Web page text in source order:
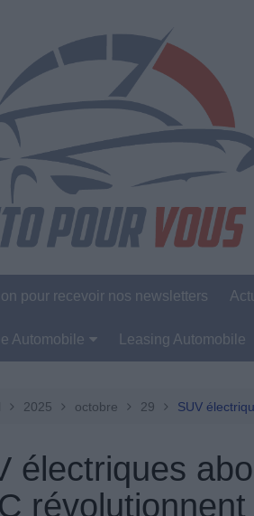
pour recevoir nos newsletters
Automobile
Automobile
Boutique
Leasing Automobile
2025 octobre 29 SUV
électriques